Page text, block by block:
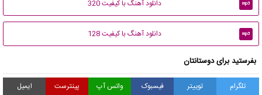
mp3 دانلود آهنگ با کیفیت 320
mp3 دانلود آهنگ با کیفیت 128
بفرستید برای دوستانتان
تلگرام توییتر فیسبوک واتس آپ پینترست ایمیل